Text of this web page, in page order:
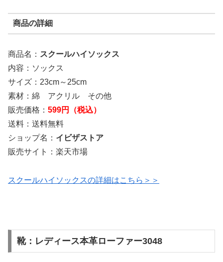
商品の詳細
商品名： スクールハイソックス
内容：ソックス
サイズ：23cm～25cm
素材：綿 アクリル その他
販売価格： 599円（税込）
送料：送料無料
ショップ名： イビザストア
販売サイト：楽天市場
スクールハイソックスの詳細はこちら＞＞
靴：レディース本革ローファー3048